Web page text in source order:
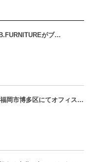
がブ…
福岡市博多区にてオフィス…